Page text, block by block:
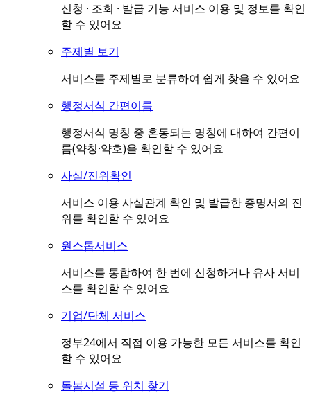
신청 · 조회 · 발급 기능 서비스 이용 및 정보를 확인
할 수 있어요
주제별 보기
서비스를 주제별로 분류하여 쉽게 찾을 수 있어요
행정서식 간편이름
행정서식 명칭 중 혼동되는 명칭에 대하여 간편이
름(약칭·약호)을 확인할 수 있어요
사실/진위확인
서비스 이용 사실관계 확인 및 발급한 증명서의 진
위를 확인할 수 있어요
원스톱서비스
서비스를 통합하여 한 번에 신청하거나 유사 서비
스를 확인할 수 있어요
기업/단체 서비스
정부24에서 직접 이용 가능한 모든 서비스를 확인
할 수 있어요
돌봄시설 등 위치 찾기